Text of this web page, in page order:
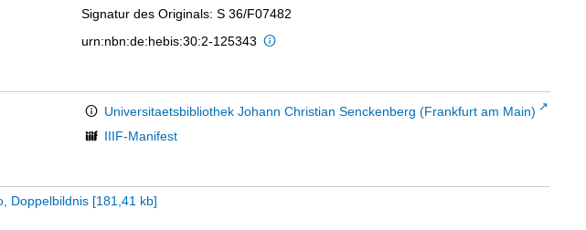
Signatur des Originals: S 36/F07482
urn:nbn:de:hebis:30:2-125343
Universitaetsbibliothek Johann Christian Senckenberg (Frankfurt am Main)
IIIF-Manifest
Doppelbildnis [181,41 kb]